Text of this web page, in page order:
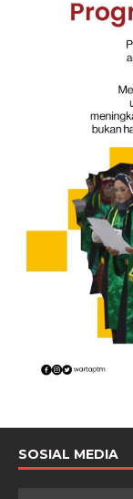
SOSIAL MEDIA